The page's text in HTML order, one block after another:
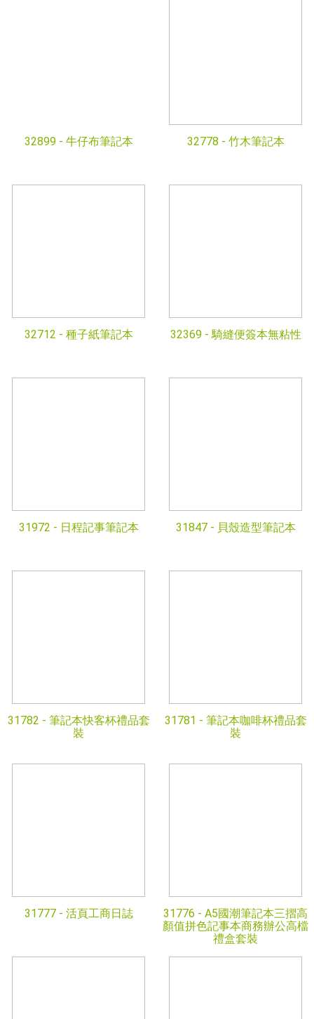
32899 - 牛仔布筆記本 32778 - 竹木筆記本
32712 - 種子紙筆記本 32369 -騎縫便簽本無粘性
31972 - 日程記事筆記本 31847 - 貝殼造型筆記本
31782 - 筆記本快客杯禮品套
裝
31781 - 筆記本咖啡杯禮品套
裝
31777 - 活頁工商日誌 31776 - A5國潮筆記本三摺高
顏值拼色記事本商務辦公高檔
禮盒套裝